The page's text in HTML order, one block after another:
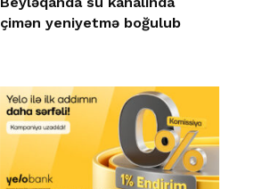
çimən yeniyetmə boğulub